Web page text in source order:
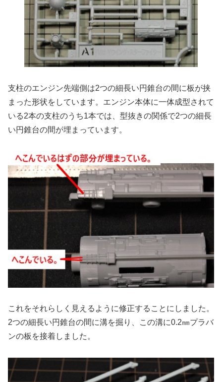
支柱のエンジン先端側は2つの細長い円錐台の間に板が挟
まった形状をしています。エンジン本体に一体成型されて
いる2本の支柱のうち1本では、型抜きの関係で2つの細長
い円錐台の間が埋まっています。
これをそれらしく見えるように修正することにしました。
2つの細長い円錐台の間に溝を掘り、この溝に0.2㎜プラバ
ンの板を接着しました。